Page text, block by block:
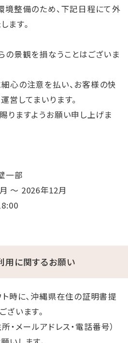
境整備のため、下記日程にて外
ます。
の景観を損なうことはございま
心の注意を払い、お客様の快
営してまいります。
りますようお願い申し上げま
一部
～ 2026年12月
用に関するお願い
ト時に、沖縄県在住の証明書提
います。
・メールアドレス・電話番号）